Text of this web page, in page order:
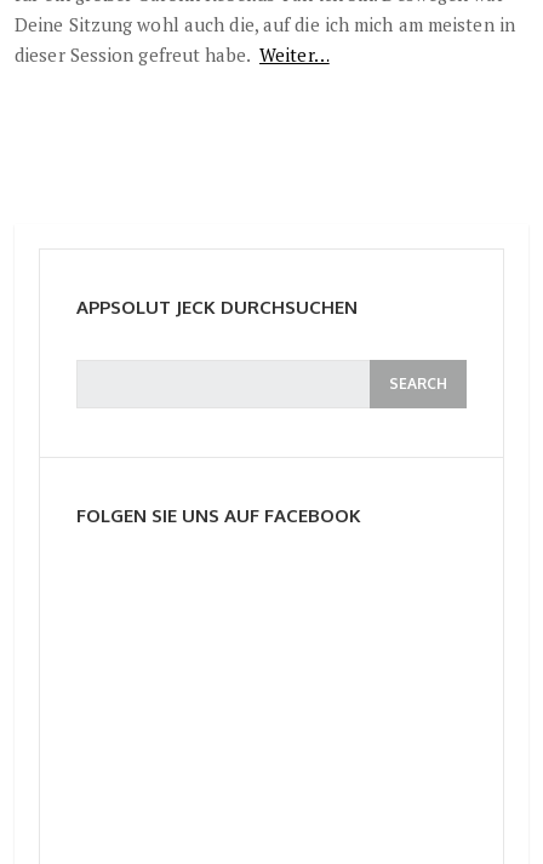
Deine Sitzung wohl auch die, auf die ich mich am meisten in
dieser Session gefreut habe.Weiter…
APPSOLUT JECK DURCHSUCHEN
FOLGEN SIE UNS AUF FACEBOOK